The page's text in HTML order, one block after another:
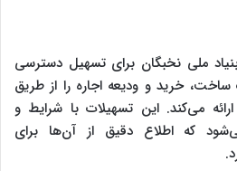
ملی نخبگان برای تسهیل دسترسی
خرید و ودیعه اجاره را از طریق
می‌کند. این تسهیلات با شرایط و
که اطلاع دقیق از آن‌ها برای